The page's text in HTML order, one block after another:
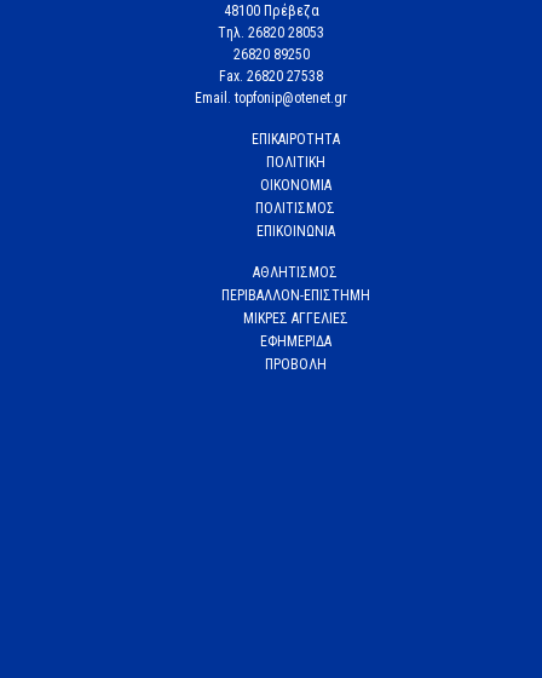
48100 Πρέβεζα
Tηλ. 26820 28053
26820 89250
Fax. 26820 27538
Email. topfonip@otenet.gr
ΕΠΙΚΑΙΡΟΤΗΤΑ
ΠΟΛΙΤΙΚΗ
ΟΙΚΟΝΟΜΙΑ
ΠΟΛΙΤΙΣΜΟΣ
ΕΠΙΚΟΙΝΩΝΙΑ
ΑΘΛΗΤΙΣΜΟΣ
ΠΕΡΙΒΑΛΛΟΝ-ΕΠΙΣΤΗΜΗ
ΜΙΚΡΕΣ ΑΓΓΕΛΙΕΣ
ΕΦΗΜΕΡΙΔΑ
ΠΡΟΒΟΛΗ